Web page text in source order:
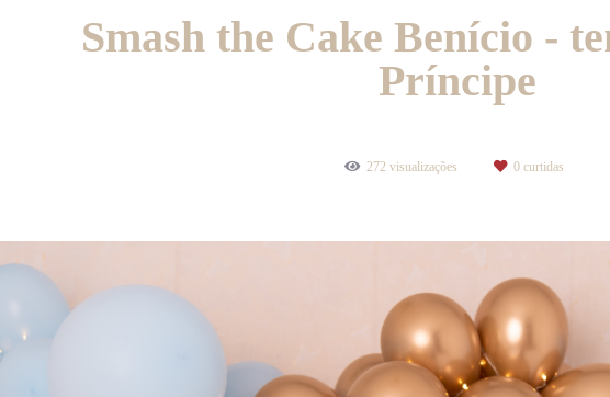
Smash the Cake Benício -
Príncipe
272 visualizações 0 curtidas